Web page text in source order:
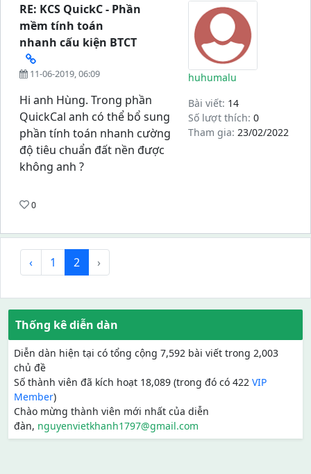
RE: KCS QuickC - Phần
mềm tính toán
nhanh cấu kiện BTCT
11-06-2019, 06:09
Hi anh Hùng. Trong phần
QuickCal anh có thể bổ sung
phần tính toán nhanh cường
độ tiêu chuẩn đất nền được
không anh ?
0
huhumalu
Bài viết: 14
Số lượt thích: 0
Tham gia: 23/02/2022
‹ 1 2 ›
Thống kê diễn dàn
Diễn dàn hiện tại có tổng cộng 7,592 bài viết trong 2,003
chủ đề
Số thành viên đã kích hoạt 18,089 (trong đó có 422 VIP
Member)
Chào mừng thành viên mới nhất của diễn
đàn, nguyenvietkhanh1797@gmail.com